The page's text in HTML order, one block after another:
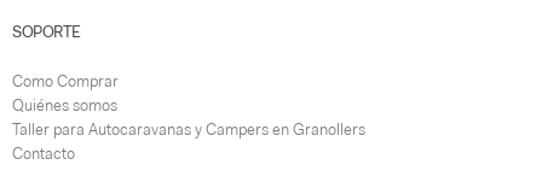
SOPORTE
Como Comprar
Quiénes somos
Taller para Autocaravanas y Campers en Granollers
Contacto